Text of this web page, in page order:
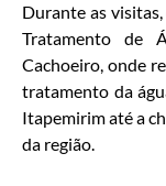
Durante as
Tratamento de
Cachoeiro, onde
tratamento da
Itapemirim até a
da região.